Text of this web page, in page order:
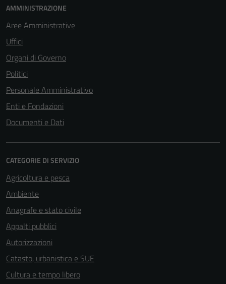
AMMINISTRAZIONE
Aree Amministrative
Uffici
Organi di Governo
Politici
Personale Amministrativo
Enti e Fondazioni
Documenti e Dati
CATEGORIE DI SERVIZIO
Agricoltura e pesca
Ambiente
Anagrafe e stato civile
Appalti pubblici
Autorizzazioni
Catasto, urbanistica e SUE
Cultura e tempo libero